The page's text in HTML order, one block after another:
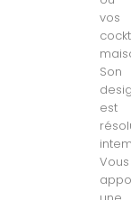
vos
Son
est
Vous